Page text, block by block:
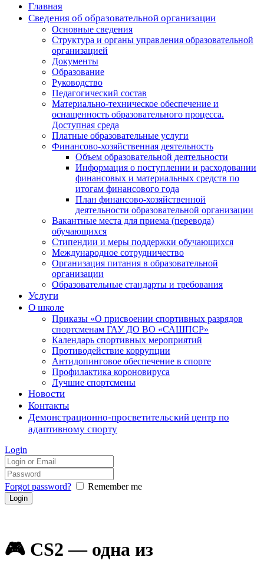
Главная
Сведения об образовательной организации
Основные сведения
Структура и органы управления образовательной
организацией
Документы
Образование
Руководство
Педагогический состав
Материально-техническое обеспечение и
оснащенность образовательного процесса.
Доступная среда
Платные образовательные услуги
Финансово-хозяйственная деятельность
Объем образовательной деятельности
Информация о поступлении и расходовании
финансовых и материальных средств по
итогам финансового года
План финансово-хозяйственной
деятельности образовательной организации
Вакантные места для приема (перевода)
обучающихся
Стипендии и меры поддержки обучающихся
Международное сотрудничество
Организация питания в образовательной
организации
Образовательные стандарты и требования
Услуги
О школе
Приказы «О присвоении спортивных разрядов
спортсменам ГАУ ДО ВО «САШПСР»
Календарь спортивных мероприятий
Противодействие коррупции
Антидопинговое обеспечение в спорте
Профилактика короновируса
Лучшие спортсмены
Новости
Контакты
Демонстрационно-просветительский центр по
адаптивному спорту
Login
Forgot password? Remember me
🎮 CS2 — одна из